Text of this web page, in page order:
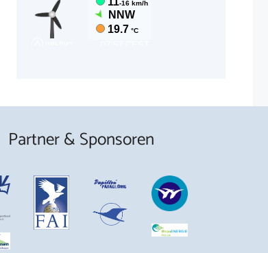
Partner & Sponsoren